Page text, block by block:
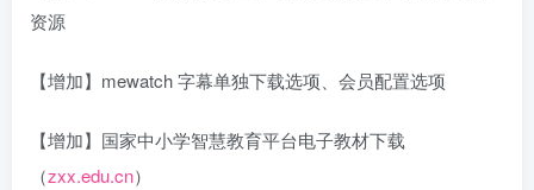
资源
【增加】mewatch 字幕单独下载选项、会员配置选项
【增加】国家中小学智慧教育平台电子教材下载
（zxx.edu.cn）